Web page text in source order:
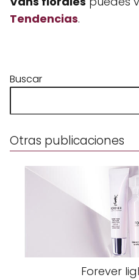
Tendencias.
Buscar
Otras publicaciones
Forever